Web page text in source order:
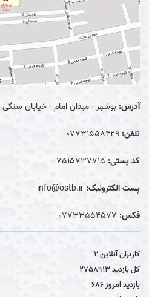
آدرس: بوشهر - میدان امام - خیابان سنگی
تلفن: 07731558429
کد پستی: 7515737715
پست الکترونیک: info@ostb.ir
فکس: 07733554577
کاربران آنلاین2
کل بازدید2758913
بازدید امروز686